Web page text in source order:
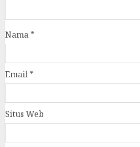
Nama *
Email *
Situs Web